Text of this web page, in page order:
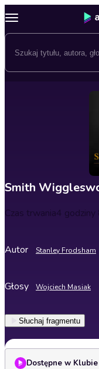
Smith
Czas trwania4 godziny
Autor Stanley Frodsham
Głosy Wojciech Masiak
Słuchaj fragmentu
Dostępne w Klubie